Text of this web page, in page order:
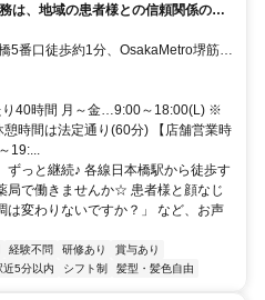
は、地域の患者様との信頼関係の要
でキャリアアップ！
5番口徒歩約1分、OsakaMetro堺筋線
、OsakaMetro千日前線 日本橋（大
各線 徒歩すぐ
り40時間 月～金…9:00～18:00(L) ※
時間は法定通り(60分) 【店舗営業時
19:...
っと継続♪ 各線日本橋駅から徒歩す
局で働きませんか☆ 患者様と顔なじ
は変わりないですか？」 など、お声
経験不問 研修あり
賞与あり
近5分以内 シフト制 髪型・髪色自由